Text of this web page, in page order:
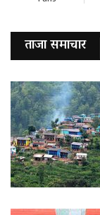
ताजा समाचार